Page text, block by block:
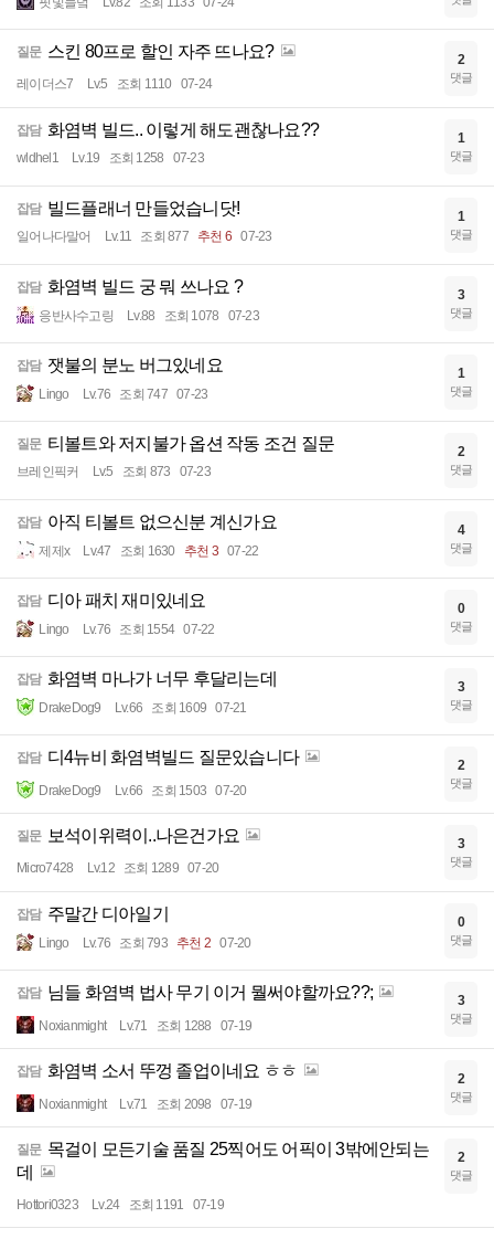
질문 스킨 80프로 할인 자주 뜨나요?
레이더스7 Lv.5 조회 1110 07-24
2
댓글
잡담 화염벽 빌드.. 이렇게 해도괜찮나요??
wldhel1 Lv.19 조회 1258 07-23
1
댓글
잡담 빌드플래너 만들었습니닷!
일어나다말어 Lv.11 조회 877 추천 6 07-23
1
댓글
잡담 화염벽 빌드 궁 뭐 쓰나요 ?
응반사수고링 Lv.88 조회 1078 07-23
3
댓글
잡담 잿불의 분노 버그있네요
Lingo Lv.76 조회 747 07-23
1
댓글
질문 티볼트와 저지불가 옵션 작동 조건 질문
브레인픽커 Lv.5 조회 873 07-23
2
댓글
잡담 아직 티볼트 없으신분 계신가요
제제x Lv.47 조회 1630 추천 3 07-22
4
댓글
잡담 디아 패치 재미있네요
Lingo Lv.76 조회 1554 07-22
0
댓글
잡담 화염벽 마나가 너무 후달리는데
DrakeDog9 Lv.66 조회 1609 07-21
3
댓글
잡담 디4뉴비 화염벽빌드 질문있습니다
DrakeDog9 Lv.66 조회 1503 07-20
2
댓글
질문 보석이위력이..나은건가요
Micro7428 Lv.12 조회 1289 07-20
3
댓글
잡담 주말간 디아일기
Lingo Lv.76 조회 793 추천 2 07-20
0
댓글
잡담 님들 화염벽 법사 무기 이거 뭘써야할까요??;
Noxianmight Lv.71 조회 1288 07-19
3
댓글
잡담 화염벽 소서 뚜껑 졸업이네요 ㅎㅎ
Noxianmight Lv.71 조회 2098 07-19
2
댓글
질문 목걸이 모든기술 품질 25찍어도 어픽이 3밖에안되는
데
Hottori0323 Lv.24 조회 1191 07-19
2
댓글